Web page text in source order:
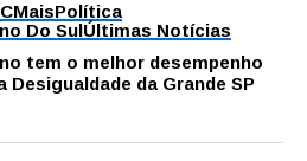
MaisPolítica
Do SulÚltimas Notícias
tem o melhor desempenho
Desigualdade da Grande SP